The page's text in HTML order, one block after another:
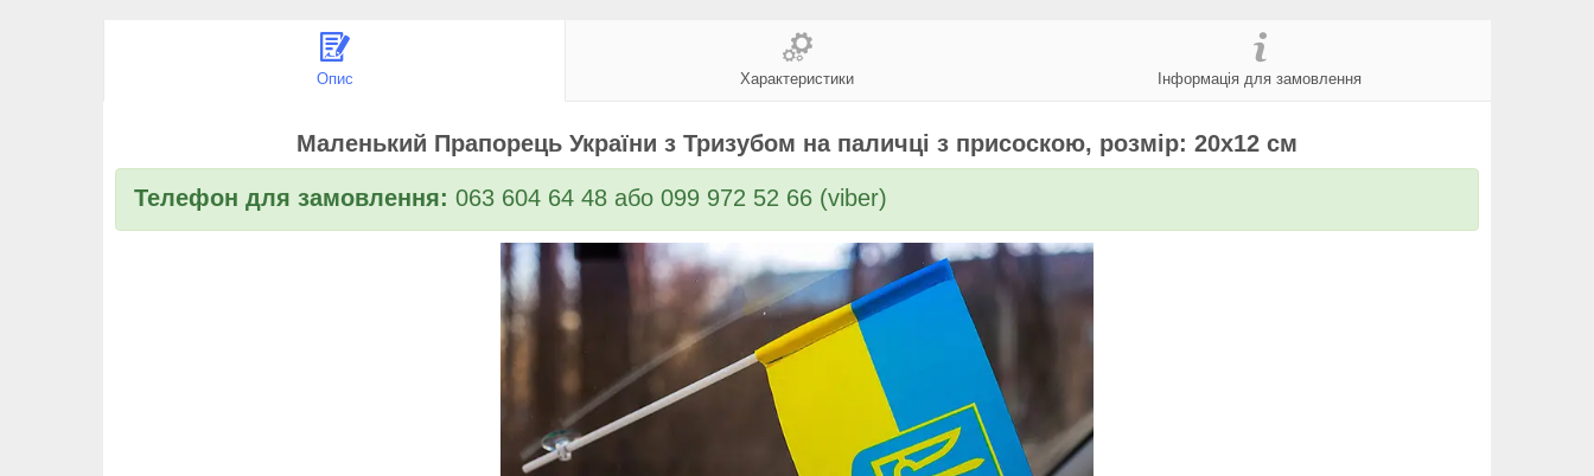
Опис Характеристики Інформація для замовлення
Маленький Прапорець України з Тризубом на паличці з присоскою, розмір: 20х12 см
Телефон для замовлення: 063 604 64 48 або 099 972 52 66 (viber)